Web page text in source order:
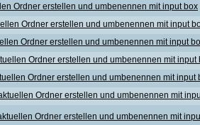
Ordner erstellen und umbenennen mit input box
Ordner erstellen und umbenennen mit input
Ordner erstellen und umbenennen mit input
Ordner erstellen und umbenennen mit input
Ordner erstellen und umbenennen mit input
Ordner erstellen und umbenennen mit
Ordner erstellen und umbenennen mit